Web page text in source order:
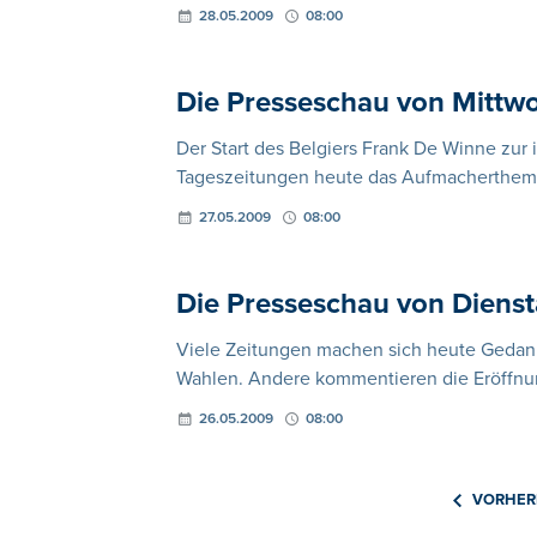
28.05.2009 08:00
Die Presseschau von
Der Start des Belgiers Frank De Winne
Tageszeitungen heute das
27.05.2009 08:00
Die Presseschau von
Viele Zeitungen machen sich heute
Wahlen. Andere kommentieren die
26.05.2009 08:00